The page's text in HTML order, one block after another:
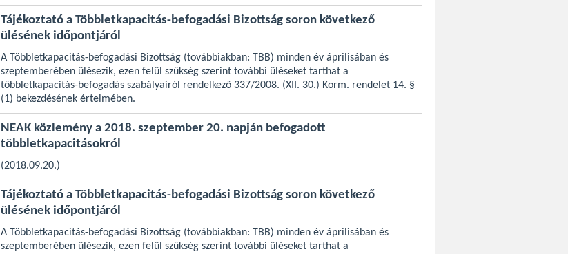
Tájékoztató a Többletkapacitás-befogadási Bizottság soron következő
ülésének időpontjáról
A Többletkapacitás-befogadási Bizottság (továbbiakban: TBB) minden év áprilisában és
szeptemberében ülésezik, ezen felül szükség szerint további üléseket tarthat a
többletkapacitás-befogadás szabályairól rendelkező 337/2008. (XII. 30.) Korm. rendelet 14. §
(1) bekezdésének értelmében.
NEAK közlemény a 2018. szeptember 20. napján befogadott
többletkapacitásokról
(2018.09.20.)
Tájékoztató a Többletkapacitás-befogadási Bizottság soron következő
ülésének időpontjáról
A Többletkapacitás-befogadási Bizottság (továbbiakban: TBB) minden év áprilisában és
szeptemberében ülésezik, ezen felül szükség szerint további üléseket tarthat a